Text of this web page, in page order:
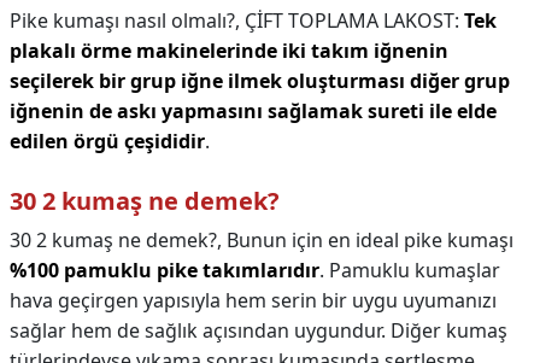
Pike kumaşı nasıl olmalı?, ÇİFT TOPLAMA LAKOST: Tek
plakalı örme makinelerinde iki takım iğnenin
seçilerek bir grup iğne ilmek oluşturması diğer grup
iğnenin de askı yapmasını sağlamak sureti ile elde
edilen örgü çeşididir.
30 2 kumaş ne demek?
30 2 kumaş ne demek?, Bunun için en ideal pike kumaşı
%100 pamuklu pike takımlarıdır. Pamuklu kumaşlar
hava geçirgen yapısıyla hem serin bir uygu uyumanızı
sağlar hem de sağlık açısından uygundur. Diğer kumaş